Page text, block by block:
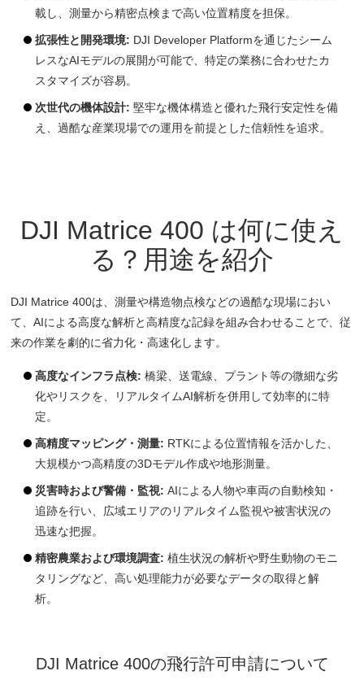
載し、測量から精密点検まで高い位置精度を担保。
拡張性と開発環境: DJI Developer Platformを通じたシーム
レスなAIモデルの展開が可能で、特定の業務に合わせたカ
スタマイズが容易。
次世代の機体設計: 堅牢な機体構造と優れた飛行安定性を備
え、過酷な産業現場での運用を前提とした信頼性を追求。
DJI Matrice 400 は何に使え
る？用途を紹介
DJI Matrice 400は、測量や構造物点検などの過酷な現場におい
て、AIによる高度な解析と高精度な記録を組み合わせることで、従
来の作業を劇的に省力化・高速化します。
高度なインフラ点検: 橋梁、送電線、プラント等の微細な劣
化やリスクを、リアルタイムAI解析を併用して効率的に特
定。
高精度マッピング・測量: RTKによる位置情報を活かした、
大規模かつ高精度の3Dモデル作成や地形測量。
災害時および警備・監視: AIによる人物や車両の自動検知・
追跡を行い、広域エリアのリアルタイム監視や被害状況の
迅速な把握。
精密農業および環境調査: 植生状況の解析や野生動物のモニ
タリングなど、高い処理能力が必要なデータの取得と解
析。
DJI Matrice 400の飛行許可申請について